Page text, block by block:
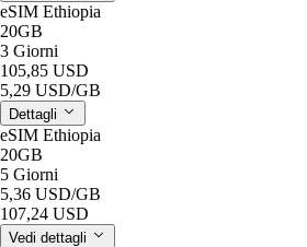
eSIM Ethiopia
20GB
3 Giorni
105,85 USD
5,29 USD/GB
Dettagli
eSIM Ethiopia
20GB
5 Giorni
5,36 USD/GB
107,24 USD
Vedi dettagli